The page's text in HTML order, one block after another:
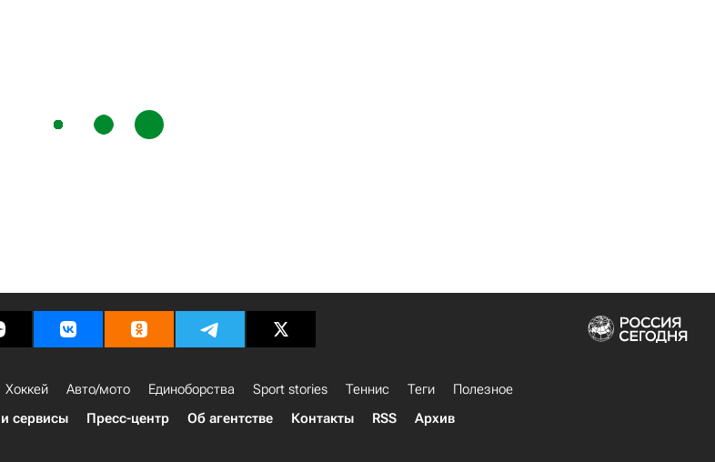
Хоккей Авто/мото Единоборства Sport stories Теннис Теги
Полезное
сервисы Пресс-центр Об агентстве Контакты RSS Архив